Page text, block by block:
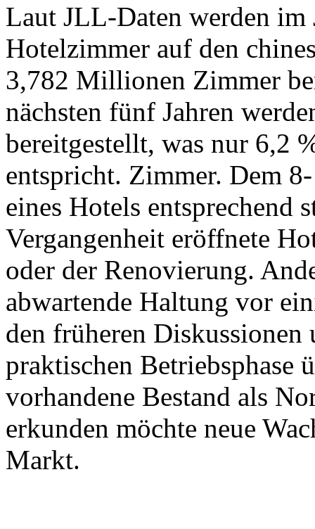
Laut JLL-Daten werden im
Hotelzimmer auf den
3,782 Millionen Zimmer
nächsten fünf Jahren
bereitgestellt, was nur 6,2
entspricht. Zimmer. Dem
eines Hotels entsprechend
Vergangenheit eröffnete
oder der Renovierung.
abwartende Haltung vor
den früheren
praktischen Betriebsphase
vorhandene Bestand als
erkunden möchte neue
Markt.